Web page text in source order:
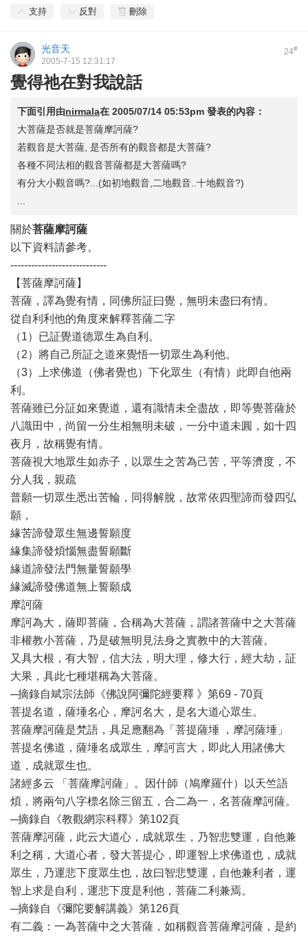
支持 反對 刪除
24#
光音天
2005-7-15 12:31:17
覺得祂在對我說話
下面引用由nirmala在 2005/07/14 05:53pm 發表的內容：
大菩薩是否就是菩薩摩訶薩?
若觀音是大菩薩, 是否所有的觀音都是大菩薩?
各種不同法相的觀音菩薩都是大菩薩嗎?
有分大小觀音嗎?...(如初地觀音,二地觀音..十地觀音?)
關於菩薩摩訶薩
以下資料請參考。
----------------------------
【菩薩摩訶薩】
菩薩，譯為覺有情，同佛所証曰覺，無明未盡曰有情。
從自利利他的角度來解釋菩薩二字
（1）已証覺道德眾生為自利。
（2）將自己所証之道來覺悟一切眾生為利他。
（3）上求佛道（佛者覺也）下化眾生（有情）此即自他兩
利。
菩薩雖已分証如來覺道，還有識情未全盡故，即等覺菩薩於
八識田中，尚留一分生相無明未破，一分中道未圓，如十四
夜月，故稱覺有情。
菩薩視大地眾生如赤子，以眾生之苦為己苦，平等濟度，不
分人我，親疏
普願一切眾生悉出苦輪，同得解脫，故常依四聖諦而發四弘
願，
緣苦諦發眾生無邊誓願度
緣集諦發煩惱無盡誓願斷
緣道諦發法門無量誓願學
緣滅諦發佛道無上誓願成
摩訶薩
摩訶為大，薩即菩薩，合稱為大菩薩，謂諸菩薩中之大菩薩
非權教小菩薩，乃是破無明見法身之實教中的大菩薩。
又具大根，有大智，信大法，明大理，修大行，經大劫，証
大果，具此七種堪稱為大菩薩。
─摘錄自斌宗法師《佛說阿彌陀經要釋 》第69 - 70頁
菩提名道，薩埵名心，摩訶名大，是名大道心眾生。
菩薩摩訶薩是梵語，具足應翻為「菩提薩埵 ，摩訶薩埵」
菩提名佛道，薩埵名成眾生，摩訶言大，即此人用諸佛大
道，成就眾生也。
諸經多云 「菩薩摩訶薩」。因什師（鳩摩羅什）以天竺語
煩，將兩句八字標名除三留五，合二為一，名菩薩摩訶薩。
─摘錄自《教觀網宗科釋》第102頁
菩薩摩訶薩，此云大道心，成就眾生，乃智悲雙運，自他兼
利之稱，大道心者，發大菩提心，即運智上求佛道也，成就
眾生，乃運悲下度眾生也，故曰智悲雙運，自他兼利者，運
智上求是自利，運悲下度是利他，菩薩二利兼焉。
─摘錄自《彌陀要解講義》第126頁
有二義：一為菩薩中之大菩薩，如稱觀音菩薩摩訶薩，是約